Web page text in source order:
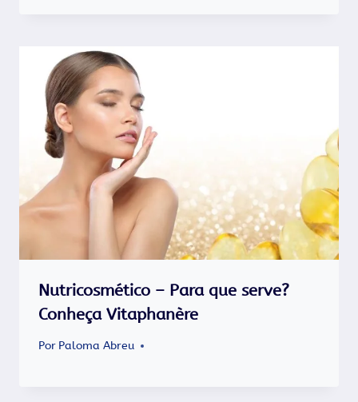
Nutricosmético – Para que serve?
Conheça Vitaphanère
Por Paloma Abreu